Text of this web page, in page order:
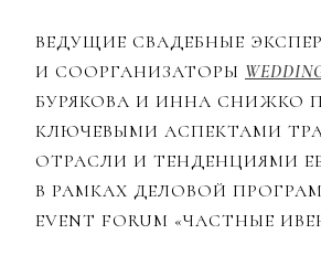
ВЕДУЩИЕ СВАДЕБНЫЕ
И CООРГАНИЗАТОРЫ
БУРЯКОВА И ИННА СНИЖКО
КЛЮЧЕВЫМИ АСПЕКТАМИ
ОТРАСЛИ И ТЕНДЕНЦИЯМИ
В РАМКАХ ДЕЛОВОЙ
EVENT FORUM «ЧАСТНЫЕ